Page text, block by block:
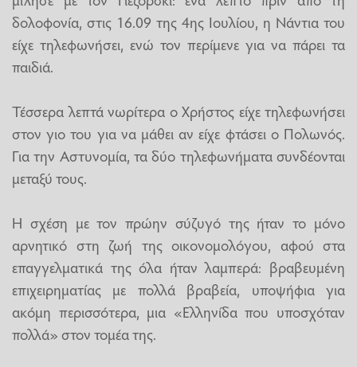
δολοφονία, στις 16.09 της 4ης Ιουλίου, η Νάντια του
είχε τηλεφωνήσει, ενώ τον περίμενε για να πάρει τα
παιδιά.
Τέσσερα λεπτά νωρίτερα ο Χρήστος είχε τηλεφωνήσει
στον γιο του για να μάθει αν είχε φτάσει ο Πολωνός.
Για την Αστυνομία, τα δύο τηλεφωνήματα συνδέονται
μεταξύ τους.
Η σχέση με τον πρώην σύζυγό της ήταν το μόνο
αρνητικό στη ζωή της οικονομολόγου, αφού στα
επαγγελματικά της όλα ήταν λαμπερά: βραβευμένη
επιχειρηματίας με πολλά βραβεία, υποψήφια για
ακόμη περισσότερα, μια «Ελληνίδα που υποσχόταν
πολλά» στον τομέα της.